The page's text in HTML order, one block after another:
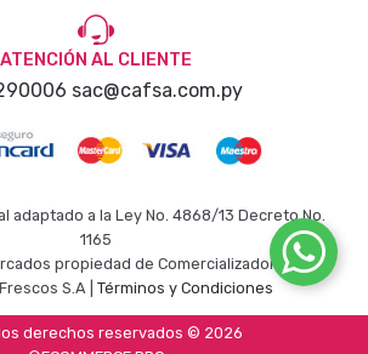
ATENCIÓN AL CLIENTE
sac@cafsa.com.py
adaptado a la Ley No. 4868/13 Decreto No.
1165
propiedad de Comercializadora de
S.A | Términos y Condiciones
derechos reservados © 2026